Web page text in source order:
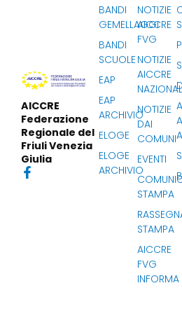
AICCRE
Federazione
Regionale del
Friuli Venezia
Giulia
NOTIZIE
AICCRE
FVG
NOTIZIE
AICCRE
NOTIZIE
DAI
COMUNI
EVENTI
STAMPA
STAMPA
AICCRE
FVG
INFORMA
BANDI
GEMELLAGGI
BANDI
SCUOLE
EAP
EAP
ARCHIVIO
ELOGE
ELOGE
ARCHIVIO